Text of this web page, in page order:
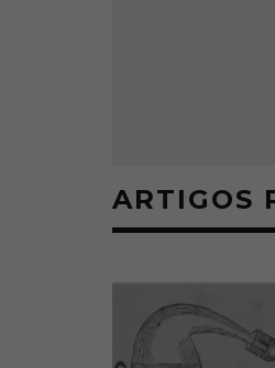
ARTIGOS